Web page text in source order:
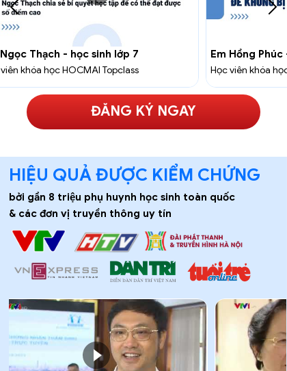
Em Hồng Phúc - học sinh lớp 8
Học viên khóa học HOCMAI Topclass
Em Minh
Học viên
ĐĂNG KÝ NGAY
HIỆU QUẢ ĐƯỢC KIỂM CHỨNG
bởi gần 8 triệu phụ huynh học sinh toàn quốc
& các đơn vị truyền thông uy tín